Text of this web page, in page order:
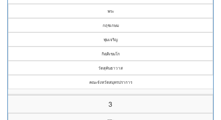
พระ
กฤชเกษม
พุ่มเจริญ
กิตฺติเขมโก
วัดสุคันธาวาส
คณะจังหวัดสมุทรปราการ
3